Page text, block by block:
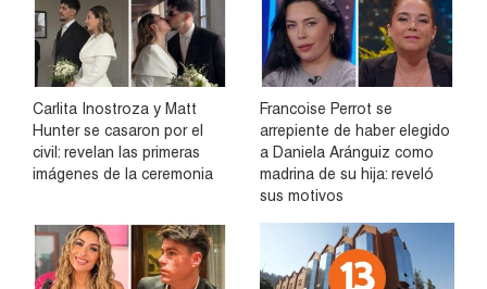
Carlita Inostroza y Matt
Hunter se casaron por el
civil: revelan las primeras
imágenes de la ceremonia
Francoise Perrot se
arrepiente de haber elegido
a Daniela Aránguiz como
madrina de su hija: reveló
sus motivos